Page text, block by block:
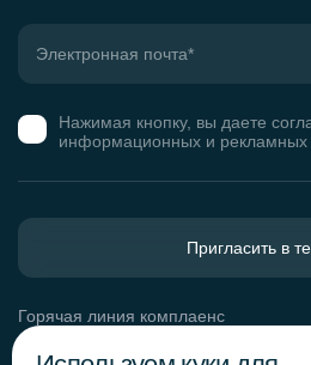
Нажимая кнопку, вы даете
информационных и
Горячая линия комплаенс
Пригласить в